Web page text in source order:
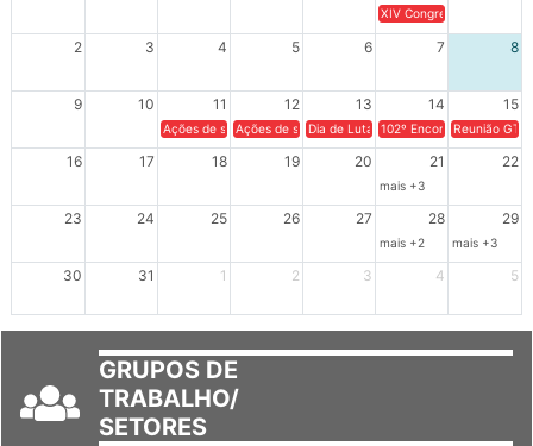
XIV Congresso Brasileiro
2 3 4 5 6 7 8
9 10 11 12 13 14 15
Ações de solidariedade a Cuba no Rio Grande do Sul - 100
Ações de solidariedade a Cuba no Rio Grande do
Dia de Luta em Defesa de Cuba e da
102º Encontro da
Reunião
16 17 18 19 20 21 22
mais +3
23 24 25 26 27 28 29
mais +2 mais +3
30 31 1 2 3 4 5
GRUPOS DE
TRABALHO/
SETORES